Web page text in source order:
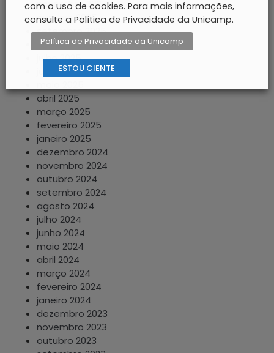
novembro 2025
outubro 2025
setembro 2025
agosto 2025
julho 2025
junho 2025
abril 2025
março 2025
fevereiro 2025
janeiro 2025
dezembro 2024
novembro 2024
outubro 2024
setembro 2024
agosto 2024
julho 2024
junho 2024
maio 2024
abril 2024
março 2024
fevereiro 2024
janeiro 2024
dezembro 2023
novembro 2023
outubro 2023
com o uso de cookies. Para mais informações,
consulte a Política de Privacidade da Unicamp.
Política de Privacidade da Unicamp
ESTOU CIENTE